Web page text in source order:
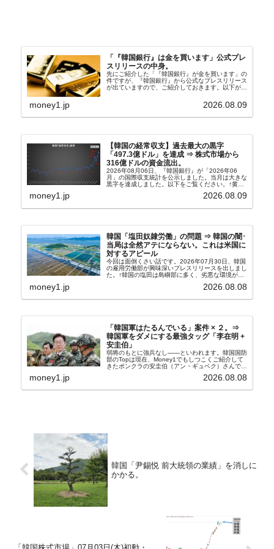
「『韓国銀行』は金を買います」公式プレ
スリリースの中身。
先にご紹介した「『韓国銀行』が金を買います」の
件ですが、『韓国銀行』から公式なプレスリリース
が出ていますので、ご紹介しておきます。以下が全
れ協力体制を構築□『韓国銀行』は、国内生産金の
money1.jp 2026.08.09
【韓国の経常収支】過去最大の黒字
「497.3億ドル」を達成 ⇒ 株式市場から
316億ドルの資金流出。
2026年08月06日、『韓国銀行』が「2026年06
月」の国際収支統計を公示しました。当月は大きな
黒字を達成しました。以下をご覧ください。↑黄色
の経常収支です。2026年06月貿易収支：4...
money1.jp 2026.08.09
韓国「塩田奴隷労働」の問題 ⇒ 韓国の闇･
当局は全然アテにならない。これは米国に
対するアピール
今回は面倒くさい話です。2026年07月30日、韓国
の雇用労働部が興味深いプレスリリースを出しまし
た。↑韓国の塩田は島嶼部に多く、劣悪な環境が一
たといわれます（後述）。これは、いわゆる「塩田
money1.jp 2026.08.08
「韓国軍はたるんでいる」案件 × ２。⇒
韓国軍をダメにする最強タッグ「李在明 +
安圭伯」
弱将のもとに強兵なし――といわれます。韓国国防
部のTopは現在、Money1でもしつこくご紹介して
きたボンクラの安圭伯（アン・ギュベク）さんで
さんと「韓国初の文官上がり」の国防部長官安圭伯
money1.jp 2026.08.08
韓国「尹錫悦 前大統領の業績」を消しに
かかる。